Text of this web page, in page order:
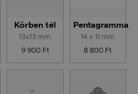
Körben tél
13x13 mm
9 900 Ft
Pentagramma
14 x 11 mm
8 800 Ft